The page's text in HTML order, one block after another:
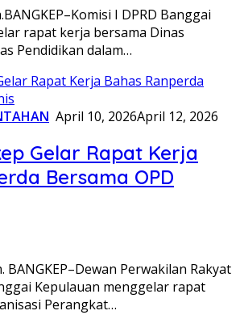
I DPRD Banggai
rapat kerja bersama Dinas
Pendidikan dalam…
April 10, 2026April 12, 2026
Gelar Rapat Kerja
Bersama OPD
BANGKEP–Dewan Perwakilan Rakyat
Kepulauan menggelar rapat
Perangkat…